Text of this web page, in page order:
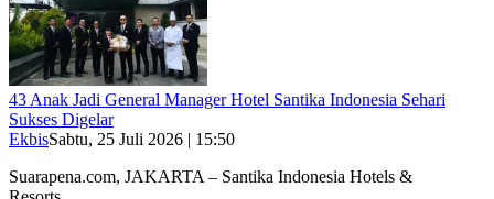
43 Anak Jadi General Manager Hotel Santika Indonesia Sehari
Sukses Digelar
EkbisSabtu, 25 Juli 2026 | 15:50
Suarapena.com, JAKARTA – Santika Indonesia Hotels &